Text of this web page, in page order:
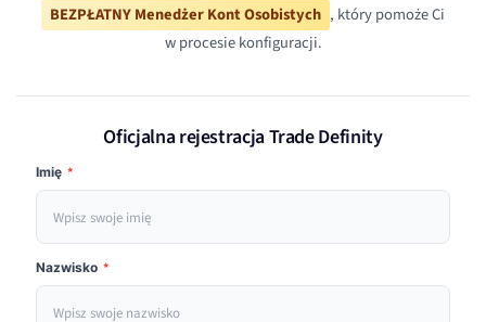
BEZPŁATNY Menedżer Kont Osobistych , który pomoże Ci
w procesie konfiguracji.
Oficjalna rejestracja Trade Definity
Imię *
Nazwisko *